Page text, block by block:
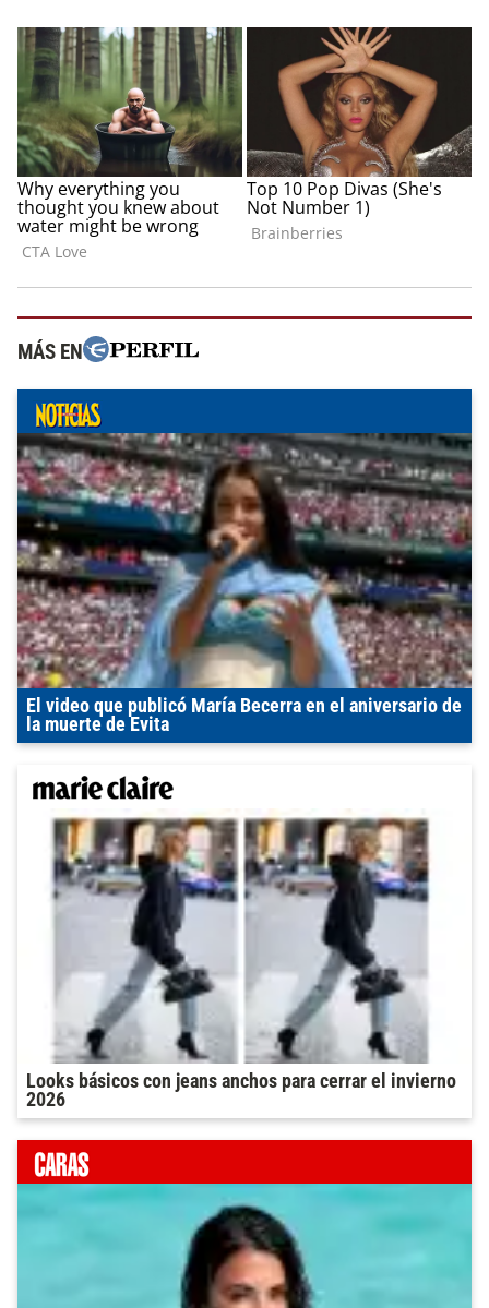
MÁS EN
El video que publicó María Becerra en el aniversario de
la muerte de Evita
Looks básicos con jeans anchos para cerrar el invierno
2026